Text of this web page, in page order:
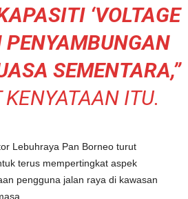
‘VOLTAGE
PENYAMBUNGAN
SEMENTARA,”
ITU.
Lebuhraya Pan Borneo turut
terus mempertingkat aspek
pengguna jalan raya di kawasan